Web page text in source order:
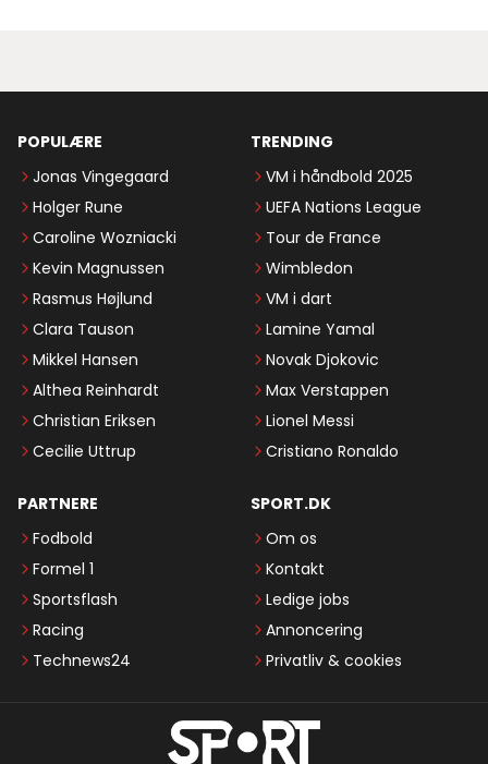
POPULÆRE
Jonas Vingegaard
Holger Rune
Caroline Wozniacki
Kevin Magnussen
Rasmus Højlund
Clara Tauson
Mikkel Hansen
Althea Reinhardt
Christian Eriksen
Cecilie Uttrup
TRENDING
VM i håndbold 2025
UEFA Nations League
Tour de France
Wimbledon
VM i dart
Lamine Yamal
Novak Djokovic
Max Verstappen
Lionel Messi
Cristiano Ronaldo
PARTNERE
Fodbold
Formel 1
Sportsflash
Racing
Technews24
SPORT.DK
Om os
Kontakt
Ledige jobs
Annoncering
Privatliv & cookies